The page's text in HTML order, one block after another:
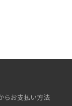
らお支払い方法